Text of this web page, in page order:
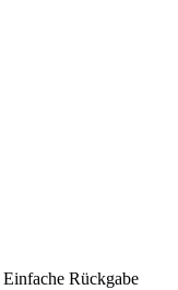
Einfache Rückgabe